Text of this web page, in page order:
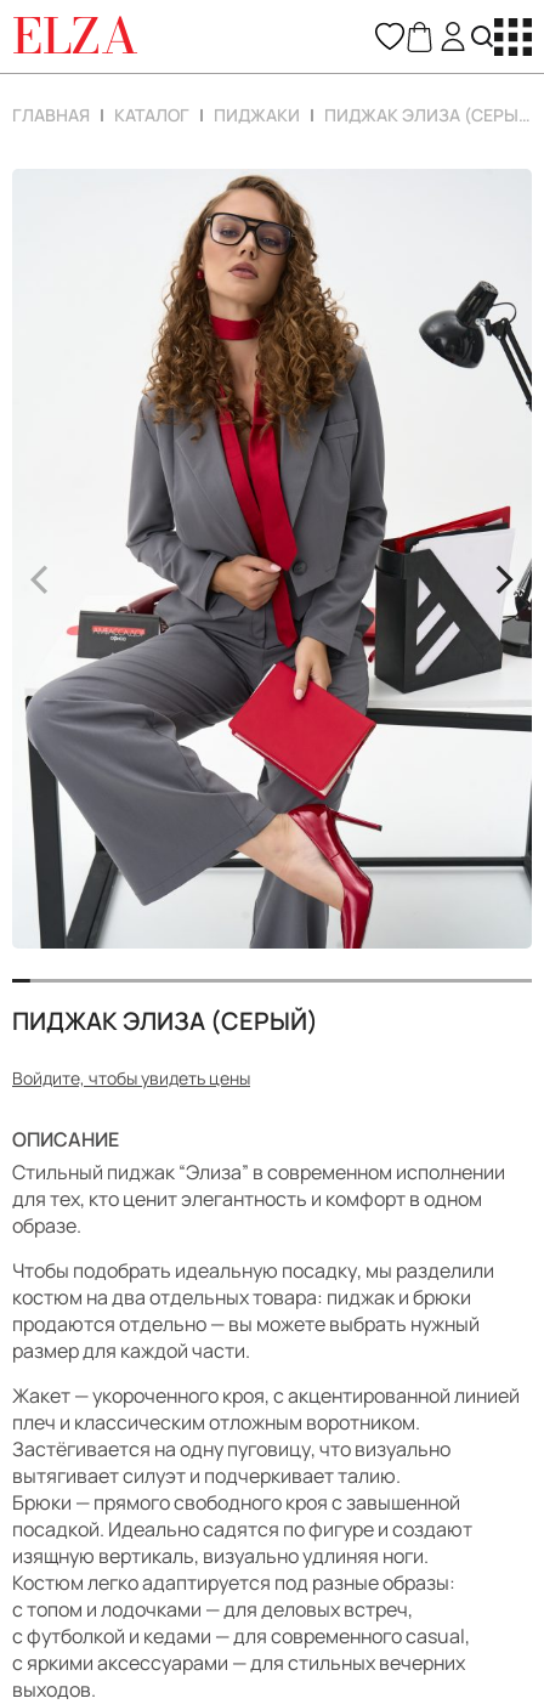
ELZA
ГЛАВНАЯ КАТАЛОГ ПИДЖАКИ ПИДЖАК ЭЛИЗА (СЕРЫЙ)
< >
ПИДЖАК ЭЛИЗА (СЕРЫЙ)
Войдите, чтобы увидеть цены
ОПИСАНИЕ
Стильный пиджак “Элиза” в современном исполнении
для тех, кто ценит элегантность и комфорт в одном
образе.
Чтобы подобрать идеальную посадку, мы разделили
костюм на два отдельных товара: пиджак и брюки
продаются отдельно — вы можете выбрать нужный
размер для каждой части.
Жакет — укороченного кроя, с акцентированной линией
плеч и классическим отложным воротником.
Застёгивается на одну пуговицу, что визуально
вытягивает силуэт и подчеркивает талию.
Брюки — прямого свободного кроя с завышенной
посадкой. Идеально садятся по фигуре и создают
изящную вертикаль, визуально удлиняя ноги.
Костюм легко адаптируется под разные образы:
с топом и лодочками — для деловых встреч,
с футболкой и кедами — для современного casual,
с яркими аксессуарами — для стильных вечерних
выходов.